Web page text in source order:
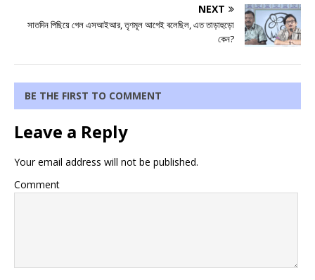
NEXT
সাতদিন পিছিয়ে গেল এসআইআর, তৃণমূল আগেই বলেছিল, এত তাড়াহুড়ো
কেন?
BE THE FIRST TO COMMENT
Leave a Reply
Your email address will not be published.
Comment